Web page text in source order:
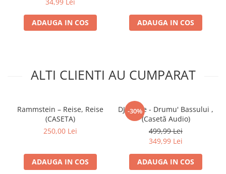
ADAUGA IN COS ADAUGA IN COS
ALTI CLIENTI AU CUMPARAT
Rammstein – Reise, Reise
(CASETA)
250,00 Lei
ADAUGA IN COS
-30%
DJ Vasile - Drumu' Bassului ,
(Casetă Audio)
499,99 Lei
349,99 Lei
ADAUGA IN COS